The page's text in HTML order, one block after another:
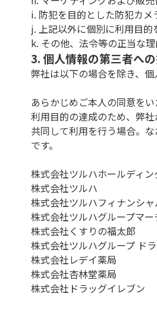
i. 防犯を目的とした防犯カメ
j. 上記以外に個別に利用目
k. その他、法令等の正当な
3. 個人情報の第三者へ
弊社は以下の場合を除き、
あらかじめご本人の同意をい
利用目的の達成のため、弊
共同して利用を行う場合。
です。
株式会社ツルハホールディン
株式会社ツルハ
株式会社ツルハフィナンシ
株式会社ツルハグループマ
株式会社くすりの福太郎
株式会社ツルハグループ ド
株式会社レデイ薬局
株式会社杏林堂薬局
株式会社ドラッグイレブン